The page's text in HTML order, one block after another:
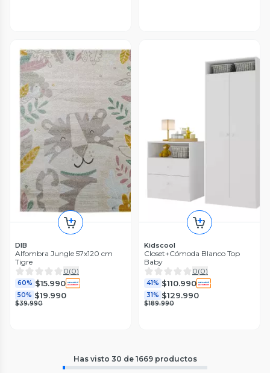
DIB
Alfombra Jungle 57x120 cm
Tigre
0(0)
60% $15.990
50% $19.990
$39.990
Kidscool
Closet+Cómoda Blanco Top
Baby
0(0)
41% $110.990
31% $129.990
$189.990
Has visto 30 de 1669 productos